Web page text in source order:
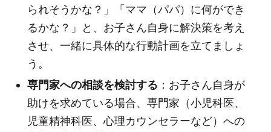
られそうかな？」「ママ（パパ）に何ができ
るかな？」と、お子さん自身に解決策を考え
させ、一緒に具体的な行動計画を立てましょ
う。
専門家への相談を検討する ：お子さん自身が
助けを求めている場合、専門家（小児科医、
児童精神科医、心理カウンセラーなど）への